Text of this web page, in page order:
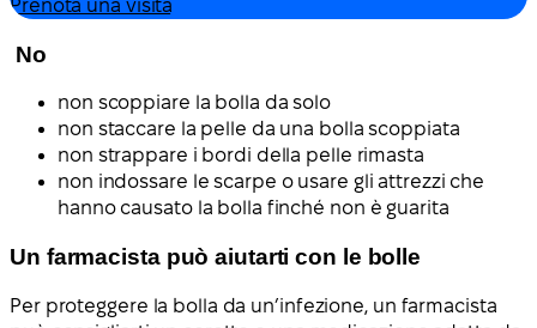
Prenota una visita
No
non scoppiare la bolla da solo
non staccare la pelle da una bolla scoppiata
non strappare i bordi della pelle rimasta
non indossare le scarpe o usare gli attrezzi che
hanno causato la bolla finché non è guarita
Un farmacista può aiutarti con le bolle
Per proteggere la bolla da un’infezione, un farmacista